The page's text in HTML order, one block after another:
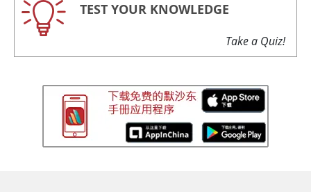
TEST YOUR KNOWLEDGE
Take a Quiz!